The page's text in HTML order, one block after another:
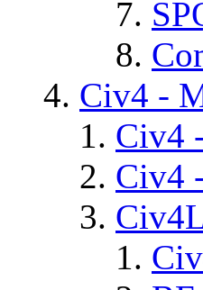
Civ4 -
Civ4
Civ4